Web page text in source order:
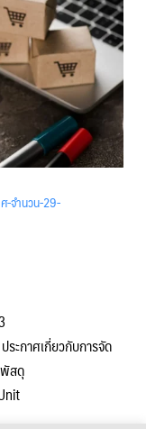
-จำนวน-29-
ประกาศเกี่ยวกับการจัด
สดุ